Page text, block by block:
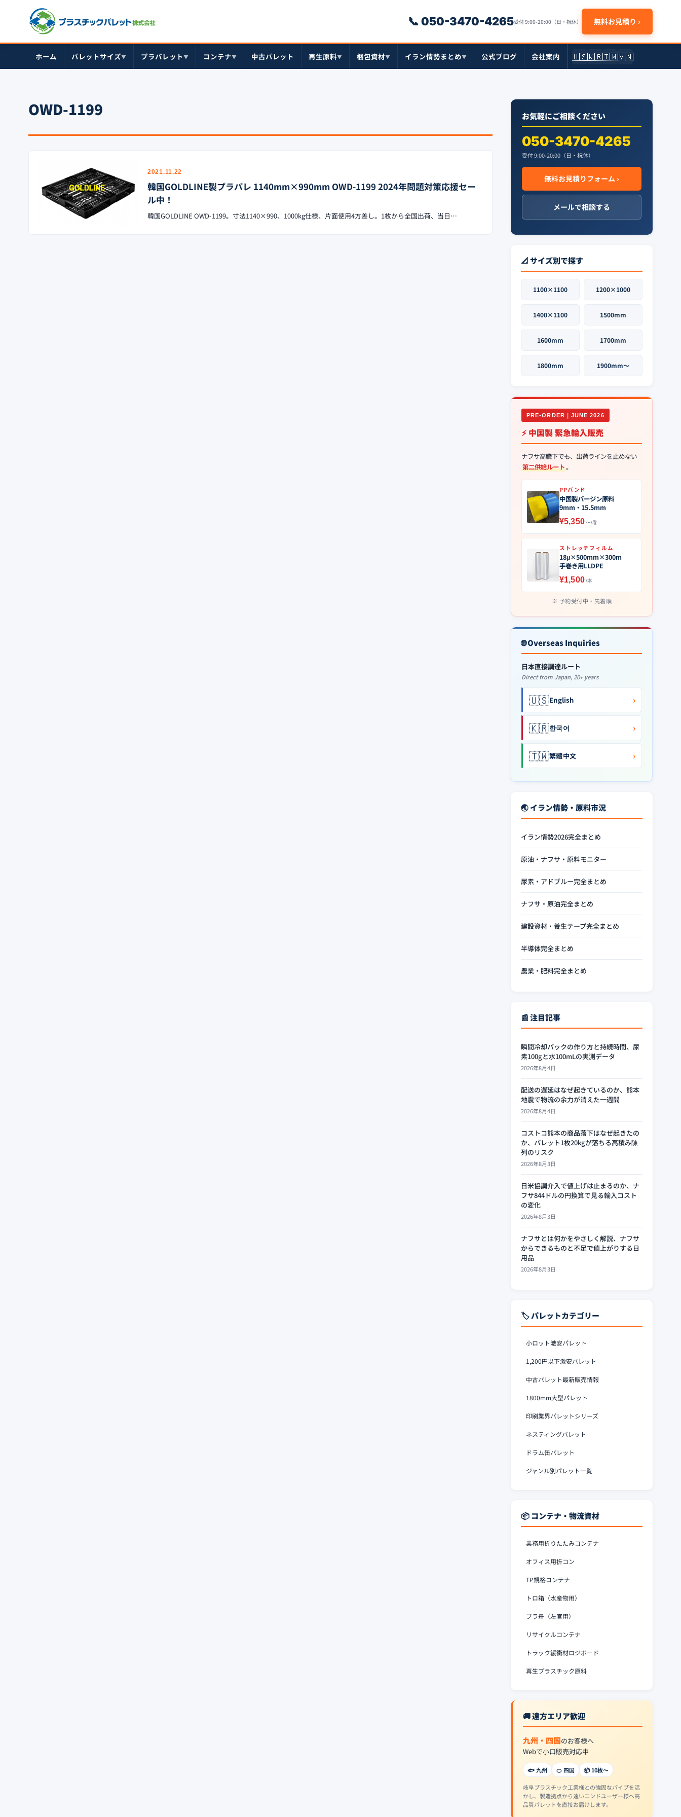
📞 050-3470-4265受付 9:00-20:00（日・祝休） 無料お見積り ›
ホーム パレットサイズ▼ プラパレット▼ コンテナ▼ 中古パレット 再生原料▼ 梱包資材▼ イラン情勢まとめ▼ 公式ブログ 会社案内 🇺🇸🇰🇷🇹🇼🇻🇳
OWD-1199
2021.11.22
韓国GOLDLINE製プラパレ 1140mm×990mm OWD-1199 2024年問題対策応援セー
ル中！
韓国GOLDLINE OWD-1199。寸法1140×990、1000kg仕様、片面使用4方差し。1枚から全国出荷、当日…
お気軽にご相談ください
050-3470-4265
受付 9:00-20:00（日・祝休）
無料お見積りフォーム ›
メールで相談する
📐 サイズ別で探す
1100×1100 1200×1000
1400×1100 1500mm
1600mm 1700mm
1800mm 1900mm〜
PRE-ORDER｜JUNE 2026
⚡ 中国製 緊急輸入販売
ナフサ高騰下でも、出荷ラインを止めない
第二供給ルート。
PPバンド
中国製バージン原料
9mm・15.5mm
¥5,350〜/巻
ストレッチフィルム
18μ×500mm×300m
手巻き用LLDPE
¥1,500/本
予約受付中・先着順
🌐 Overseas Inquiries
日本直接調達ルート
Direct from Japan, 20+ years
🇺🇸English ›
🇰🇷한국어 ›
🇹🇼繁體中文 ›
🌏 イラン情勢・原料市況
イラン情勢2026完全まとめ
原油・ナフサ・原料モニター
尿素・アドブルー完全まとめ
ナフサ・原油完全まとめ
建設資材・養生テープ完全まとめ
半導体完全まとめ
農業・肥料完全まとめ
📰 注目記事
瞬間冷却パックの作り方と持続時間、尿
素100gと水100mLの実測データ
2026年8月4日
配送の遅延はなぜ起きているのか、熊本
地震で物流の余力が消えた一週間
2026年8月4日
コストコ熊本の商品落下はなぜ起きたの
か、パレット1枚20kgが落ちる高積み陳
列のリスク
2026年8月3日
日米協調介入で値上げは止まるのか、ナ
フサ844ドルの円換算で見る輸入コスト
の変化
2026年8月3日
ナフサとは何かをやさしく解説、ナフサ
からできるものと不足で値上がりする日
用品
2026年8月3日
🏷️ パレットカテゴリー
小ロット激安パレット
1,200円以下激安パレット
中古パレット最新販売情報
1800mm大型パレット
印刷業界パレットシリーズ
ネスティングパレット
ドラム缶パレット
ジャンル別パレット一覧
📦 コンテナ・物流資材
業務用折りたたみコンテナ
オフィス用折コン
TP規格コンテナ
トロ箱（水産物用）
プラ舟（左官用）
リサイクルコンテナ
トラック緩衝材ロジボード
再生プラスチック原料
🚚 遠方エリア歓迎
九州・四国のお客様へ
Webで小口販売対応中
🐟 九州 🍊 四国 📦 10枚〜
岐阜プラスチック工業様との強固なパイプを活
かし、製造拠点から遠いエンドユーザー様へ高
品質パレットを直接お届けします。